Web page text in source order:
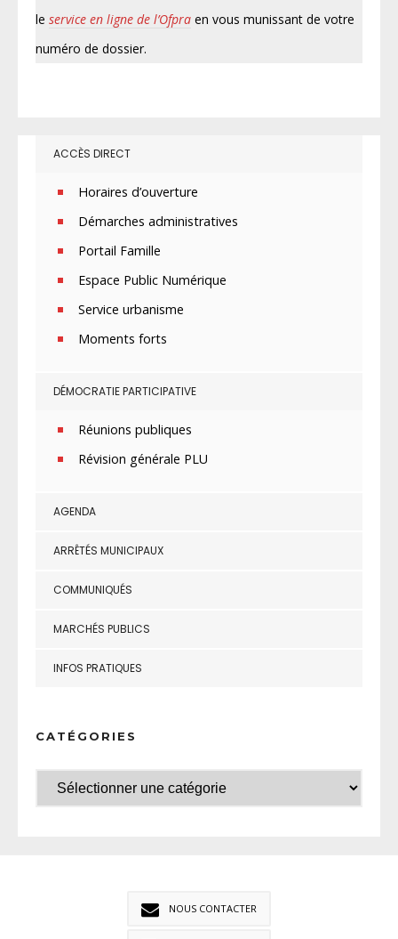
le service en ligne de l’Ofpra en vous munissant de votre
numéro de dossier.
ACCÈS DIRECT
Horaires d’ouverture
Démarches administratives
Portail Famille
Espace Public Numérique
Service urbanisme
Moments forts
DÉMOCRATIE PARTICIPATIVE
Réunions publiques
Révision générale PLU
AGENDA
ARRÊTÉS MUNICIPAUX
COMMUNIQUÉS
MARCHÉS PUBLICS
INFOS PRATIQUES
CATÉGORIES
NOUS CONTACTER